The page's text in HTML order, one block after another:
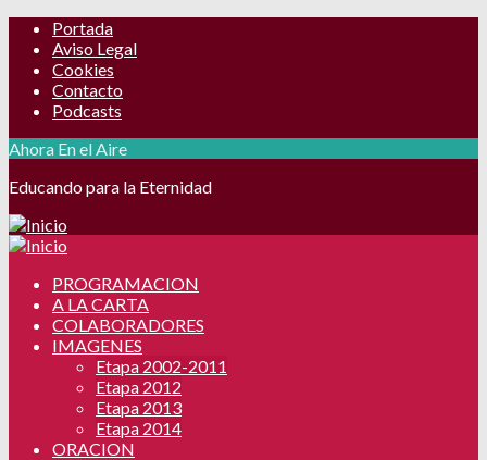
Portada
Aviso Legal
Cookies
Contacto
Podcasts
Ahora En el Aire
Educando para la Eternidad
PROGRAMACION
A LA CARTA
COLABORADORES
IMAGENES
Etapa 2002-2011
Etapa 2012
Etapa 2013
Etapa 2014
ORACION